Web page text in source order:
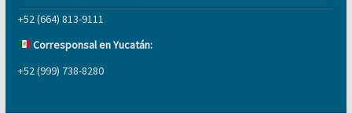
+52 (664) 813-9111
Corresponsal en Yucatán:
+52 (999) 738-8280